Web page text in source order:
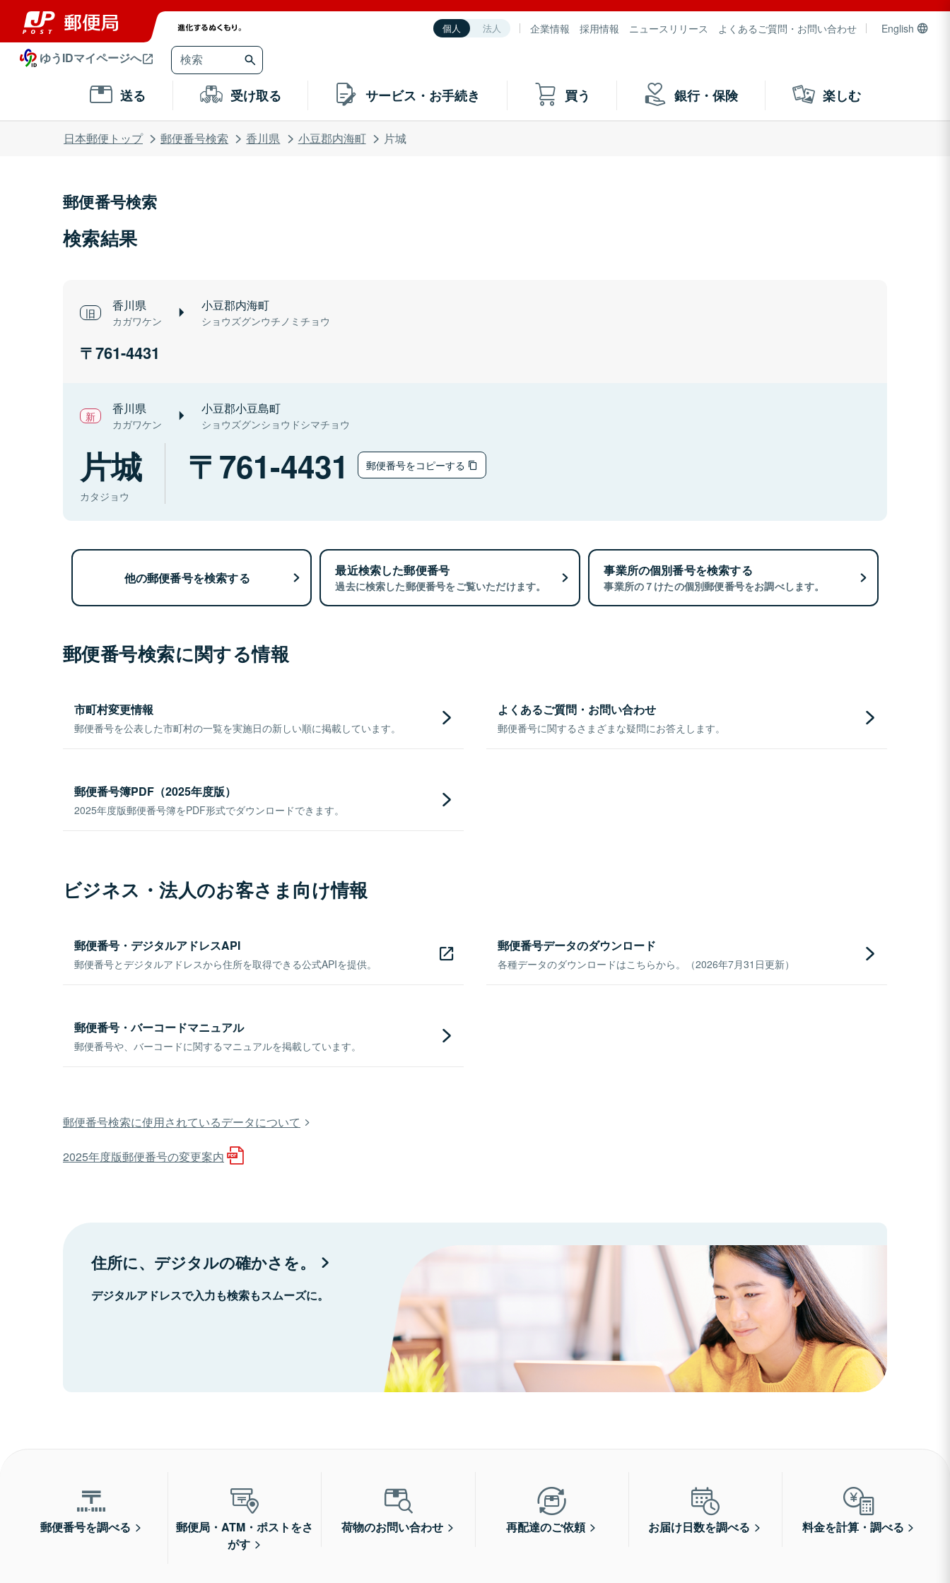
個人 法人 企業情報 採用情報 ニュースリリース よくあるご質問・お問い合わせ English
ゆうIDマイページへ
送る 受け取る サービス・お手続き 買う 銀行・保険 楽しむ
日本郵便トップ 郵便番号検索 香川県 小豆郡内海町 片城
郵便番号検索
検索結果
香川県
カガワケン
小豆郡内海町
ショウズグンウチノミチョウ
761-4431
香川県
カガワケン
小豆郡小豆島町
ショウズグンショウドシマチョウ
片城
カタジョウ
761-4431 郵便番号をコピーする
他の郵便番号を検索する 最近検索した郵便番号
過去に検索した郵便番号をご覧いただけます。
事業所の個別番号を検索する
事業所の７けたの個別郵便番号をお調べします。
郵便番号検索に関する情報
市町村変更情報
郵便番号を公表した市町村の一覧を実施日の新しい順に掲載しています。
よくあるご質問・お問い合わせ
郵便番号に関するさまざまな疑問にお答えします。
郵便番号簿PDF（2025年度版）
2025年度版郵便番号簿をPDF形式でダウンロードできます。
ビジネス・法人のお客さま向け情報
郵便番号・デジタルアドレスAPI
郵便番号とデジタルアドレスから住所を取得できる公式APIを提供。
郵便番号データのダウンロード
各種データのダウンロードはこちらから。（2026年7月31日更新）
郵便番号・バーコードマニュアル
郵便番号や、バーコードに関するマニュアルを掲載しています。
郵便番号検索に使用されているデータについて
2025年度版郵便番号の変更案内
住所に、デジタルの確かさを。
デジタルアドレスで入力も検索もスムーズに。
郵便番号を調べる
郵便局・ATM・ポストをさ
がす
荷物のお問い合わせ 再配達のご依頼 お届け日数を調べる 料金を計算・調べる